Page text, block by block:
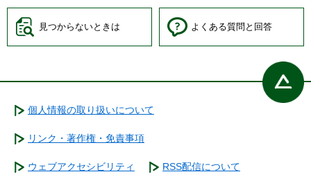
見つからないときは よくある質問と回答
個人情報の取り扱いについて
リンク・著作権・免責事項
ウェブアクセシビリティ RSS配信について